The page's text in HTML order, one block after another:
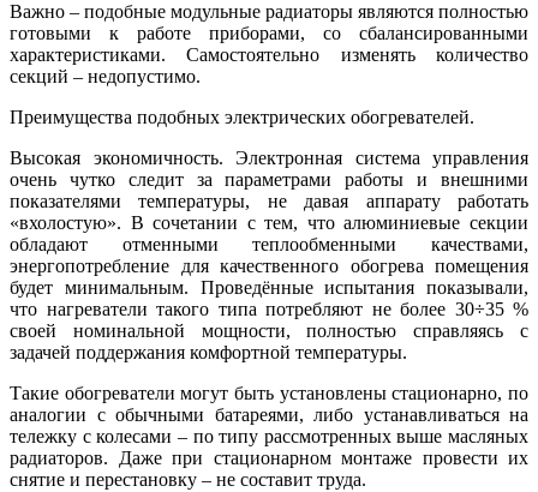
Важно – подобные модульные радиаторы являются полностью
готовыми к работе приборами, со сбалансированными
характеристиками. Самостоятельно изменять количество
секций – недопустимо.
Преимущества подобных электрических обогревателей.
Высокая экономичность. Электронная система управления
очень чутко следит за параметрами работы и внешними
показателями температуры, не давая аппарату работать
«вхолостую». В сочетании с тем, что алюминиевые секции
обладают отменными теплообменными качествами,
энергопотребление для качественного обогрева помещения
будет минимальным. Проведённые испытания показывали,
что нагреватели такого типа потребляют не более 30÷35 %
своей номинальной мощности, полностью справляясь с
задачей поддержания комфортной температуры.
Такие обогреватели могут быть установлены стационарно, по
аналогии с обычными батареями, либо устанавливаться на
тележку с колесами – по типу рассмотренных выше масляных
радиаторов. Даже при стационарном монтаже провести их
снятие и перестановку – не составит труда.